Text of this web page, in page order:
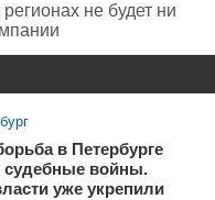
не будет ни
в Петербурге
судебные войны.
уже укрепили